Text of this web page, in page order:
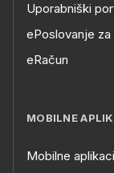
Uporabniški
ePoslovanje
eRačun
MOBILNE
Mobilne